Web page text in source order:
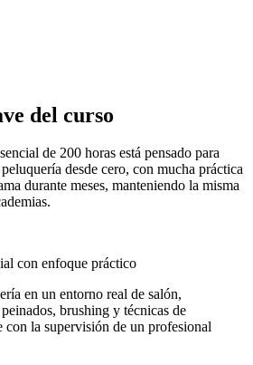
del curso
de 200 horas está pensado para
desde cero, con mucha práctica
durante meses, manteniendo la misma
con enfoque práctico
en un entorno real de salón,
brushing y técnicas de
con la supervisión de un profesional